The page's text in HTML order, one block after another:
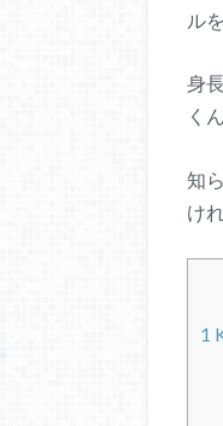
ルを
身
く
知
け
1